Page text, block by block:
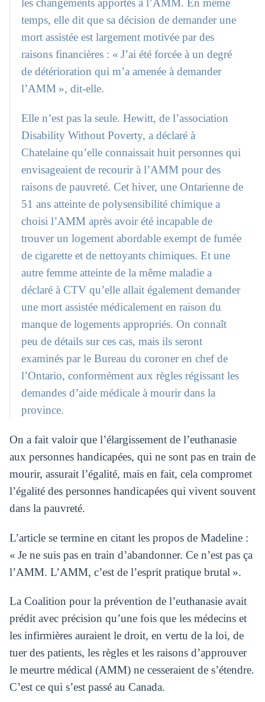
les changements apportés à l’AMM. En même
temps, elle dit que sa décision de demander une
mort assistée est largement motivée par des
raisons financières : « J’ai été forcée à un degré
de détérioration qui m’a amenée à demander
l’AMM », dit-elle.
Elle n’est pas la seule. Hewitt, de l’association
Disability Without Poverty, a déclaré à
Chatelaine qu’elle connaissait huit personnes qui
envisageaient de recourir à l’AMM pour des
raisons de pauvreté. Cet hiver, une Ontarienne de
51 ans atteinte de polysensibilité chimique a
choisi l’AMM après avoir été incapable de
trouver un logement abordable exempt de fumée
de cigarette et de nettoyants chimiques. Et une
autre femme atteinte de la même maladie a
déclaré à CTV qu’elle allait également demander
une mort assistée médicalement en raison du
manque de logements appropriés. On connaît
peu de détails sur ces cas, mais ils seront
examinés par le Bureau du coroner en chef de
l’Ontario, conformément aux règles régissant les
demandes d’aide médicale à mourir dans la
province.
On a fait valoir que l’élargissement de l’euthanasie
aux personnes handicapées, qui ne sont pas en train de
mourir, assurait l’égalité, mais en fait, cela compromet
l’égalité des personnes handicapées qui vivent souvent
dans la pauvreté.
L’article se termine en citant les propos de Madeline :
« Je ne suis pas en train d’abandonner. Ce n’est pas ça
l’AMM. L’AMM, c’est de l’esprit pratique brutal ».
La Coalition pour la prévention de l’euthanasie avait
prédit avec précision qu’une fois que les médecins et
les infirmières auraient le droit, en vertu de la loi, de
tuer des patients, les règles et les raisons d’approuver
le meurtre médical (AMM) ne cesseraient de s’étendre.
C’est ce qui s’est passé au Canada.